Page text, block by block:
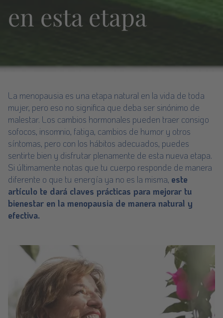
en esta etapa
La menopausia es una etapa natural en la vida de toda
mujer, pero eso no significa que deba ser sinónimo de
malestar. Los cambios hormonales pueden traer consigo
sofocos, insomnio, fatiga, cambios de humor y otros
síntomas, pero con los hábitos adecuados, puedes
sentirte bien y disfrutar plenamente de esta nueva etapa.
Si últimamente notas que tu cuerpo responde de manera
diferente o que tu energía ya no es la misma, este
artículo te dará claves prácticas para mejorar tu
bienestar en la menopausia de manera natural y
efectiva.